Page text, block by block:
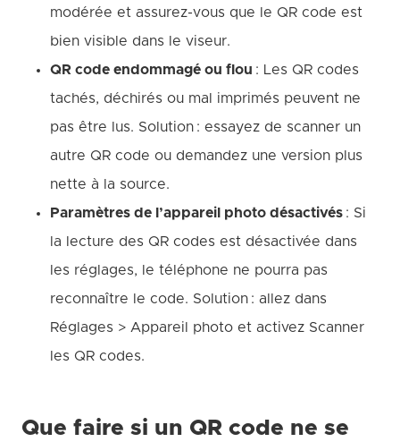
modérée et assurez-vous que le QR code est
bien visible dans le viseur.
QR code endommagé ou flou : Les QR codes
tachés, déchirés ou mal imprimés peuvent ne
pas être lus. Solution : essayez de scanner un
autre QR code ou demandez une version plus
nette à la source.
Paramètres de l’appareil photo désactivés : Si
la lecture des QR codes est désactivée dans
les réglages, le téléphone ne pourra pas
reconnaître le code. Solution : allez dans
Réglages > Appareil photo et activez Scanner
les QR codes.
Que faire si un QR code ne se